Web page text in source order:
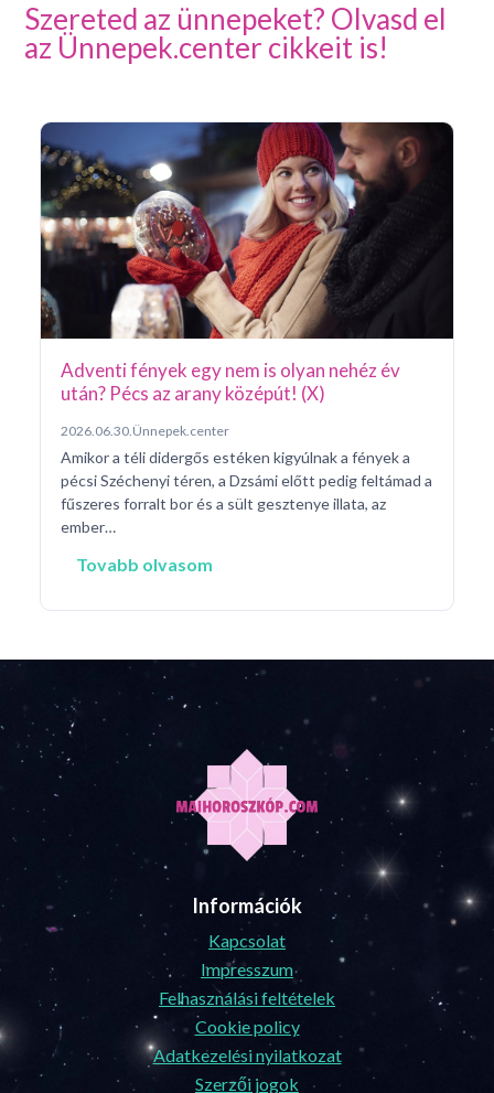
Szereted az ünnepeket? Olvasd el
az Ünnepek.center cikkeit is!
Adventi fények egy nem is olyan nehéz év
után? Pécs az arany középút! (X)
2026.06.30. Ünnepek.center
Amikor a téli didergős estéken kigyúlnak a fények a
pécsi Széchenyi téren, a Dzsámi előtt pedig feltámad a
fűszeres forralt bor és a sült gesztenye illata, az
ember…
Tovabb olvasom
Információk
Kapcsolat
Impresszum
Felhasználási feltételek
Cookie policy
Adatkezelési nyilatkozat
Szerzői jogok